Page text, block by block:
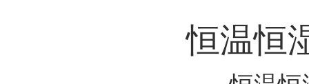
恒温恒